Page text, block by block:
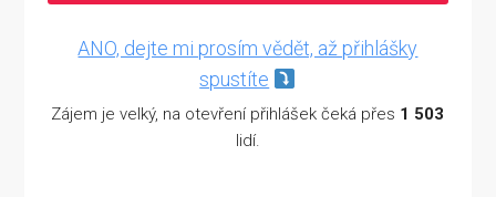
ANO, dejte mi prosím vědět, až přihlášky
spustíte
Zájem je velký, na otevření přihlášek čeká přes 1 503
lidí.